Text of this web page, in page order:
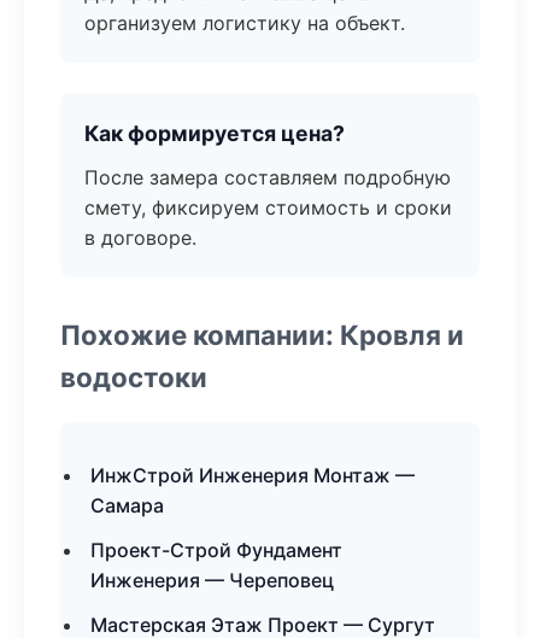
организуем логистику на объект.
Как формируется цена?
После замера составляем подробную
смету, фиксируем стоимость и сроки
в договоре.
Похожие компании: Кровля и
водостоки
ИнжСтрой Инженерия Монтаж —
Самара
Проект-Строй Фундамент
Инженерия — Череповец
Мастерская Этаж Проект — Сургут